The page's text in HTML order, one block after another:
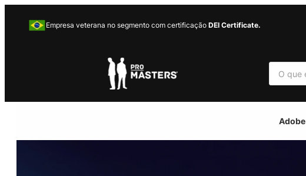
Empresa veterana no segmento com certificação DEI Certificate.
P
s
u
r
Adobe